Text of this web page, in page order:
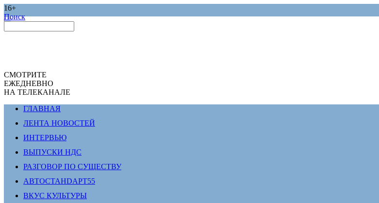
16+
Поиск
СМОТРИТЕ
ЕЖЕДНЕВНО
НА ТЕЛЕКАНАЛЕ
ГЛАВНАЯ
ЛЕНТА НОВОСТЕЙ
ИНТЕРВЬЮ
ВЫПУСКИ НДС
РАЗГОВОР ПО СУЩЕСТВУ
АВТОСТАНDАРТ55
ВКУС КУЛЬТУРЫ